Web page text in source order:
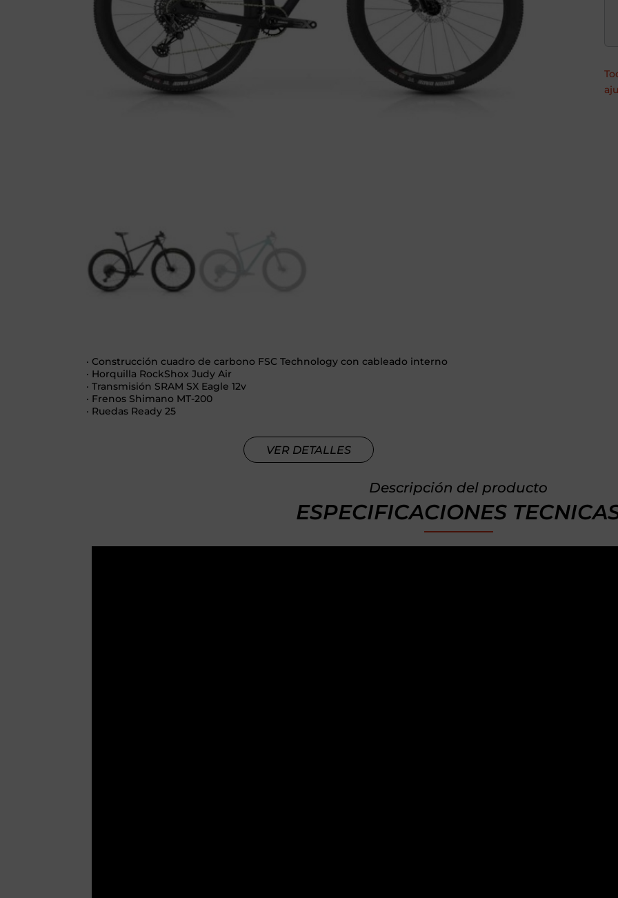
· Construcción cuadro de carbono FSC Technology con cableado interno
· Horquilla RockShox Judy Air
· Transmisión SRAM SX Eagle 12v
· Frenos Shimano MT-200
· Ruedas Ready 25
VER DETALLES
Descripción del producto
ESPECIFICACIONES